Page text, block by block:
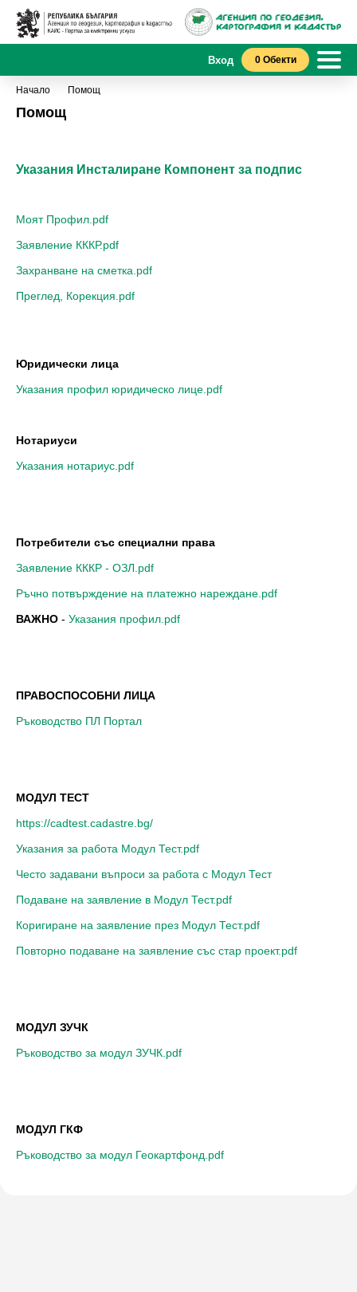
0 Обекти
Вход
Начало Помощ
Помощ
Указания Инсталиране Компонент за подпис
Моят Профил.pdf
Заявление КККР.pdf
Захранване на сметка.pdf
Преглед, Корекция.pdf
Юридически лица
Указания профил юридическо лице.pdf
Нотариуси
Указания нотариус.pdf
Потребители със специални права
Заявление КККР - ОЗЛ.pdf
Ръчно потвърждение на платежно нареждане.pdf
ВАЖНО - Указания профил.pdf
ПРАВОСПОСОБНИ ЛИЦА
Ръководство ПЛ Портал
МОДУЛ ТЕСТ
https://cadtest.cadastre.bg/
Указания за работа Модул Тест.pdf
Често задавани въпроси за работа с Модул Тест
Подаване на заявление в Модул Тест.pdf
Коригиране на заявление през Модул Тест.pdf
Повторно подаване на заявление със стар проект.pdf
МОДУЛ ЗУЧК
Ръководство за модул ЗУЧК.pdf
МОДУЛ ГКФ
Ръководство за модул Геокартфонд.pdf